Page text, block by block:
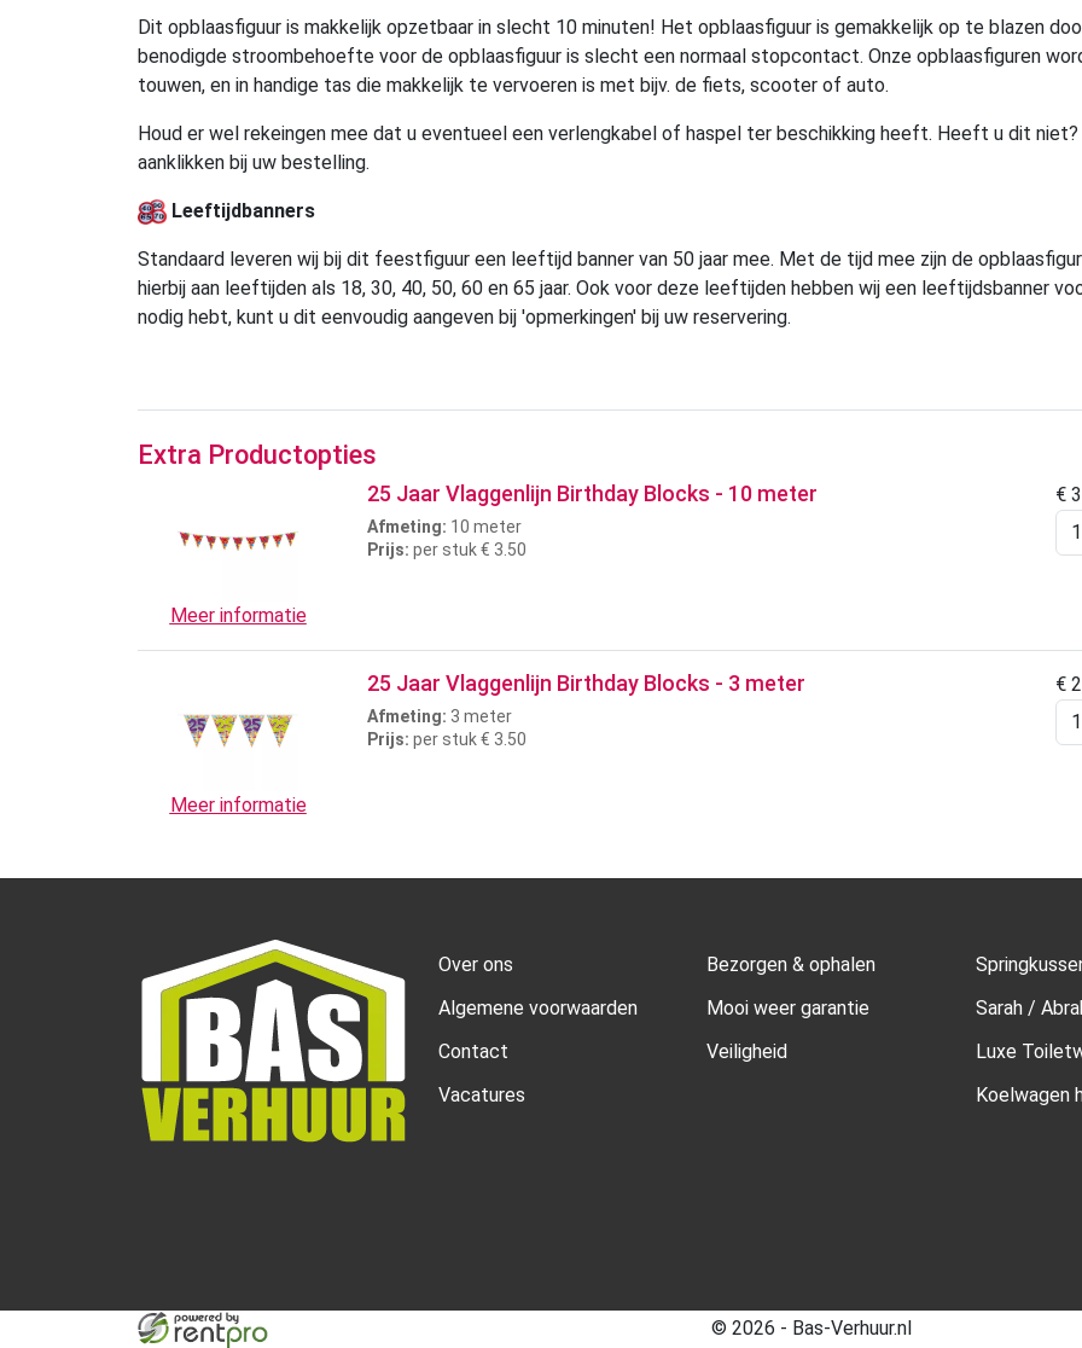
Dit opblaasfiguur is makkelijk opzetbaar in slecht 10 minuten! Het opblaasfiguur is gemakkelijk op te blazen
benodigde stroombehoefte voor de opblaasfiguur is slecht een normaal stopcontact. Onze opblaasfiguren
touwen, en in handige tas die makkelijk te vervoeren is met bijv. de fiets, scooter of auto.
Houd er wel rekeingen mee dat u eventueel een verlengkabel of haspel ter beschikking heeft. Heeft u dit
aanklikken bij uw bestelling.
Leeftijdbanners
Standaard leveren wij bij dit feestfiguur een leeftijd banner van 50 jaar mee. Met de tijd mee zijn de
hierbij aan leeftijden als 18, 30, 40, 50, 60 en 65 jaar. Ook voor deze leeftijden hebben wij een leeftijdsbanner
nodig hebt, kunt u dit eenvoudig aangeven bij 'opmerkingen' bij uw reservering.
Extra Productopties
Meer informatie
€
25 Jaar Vlaggenlijn Birthday Blocks - 10 meter
Afmeting: 10 meter
Prijs: per stuk € 3.50
Meer informatie
€
25 Jaar Vlaggenlijn Birthday Blocks - 3 meter
Afmeting: 3 meter
Prijs: per stuk € 3.50
Over ons
Algemene voorwaarden
Contact
Vacatures
Bezorgen & ophalen
Mooi weer garantie
Veiligheid
Sarah /
Luxe
Koelwagen
© 2026 - Bas-Verhuur.nl